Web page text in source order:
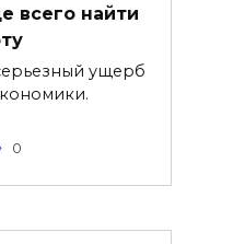
всего найти
ущерб
0